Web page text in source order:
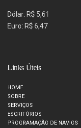
Dólar: R$ 5,61
Euro: R$ 6,47
Links Úteis
HOME
SOBRE
SERVIÇOS
ESCRITÓRIOS
PROGRAMAÇÃO DE NAVIOS